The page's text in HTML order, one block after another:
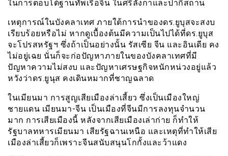
ในการตอบโต้ฐานทัพเรือจีน ในศรีลังกาและปากีสถาน
เหตุการณ์ในบังคลาเทศ ภายใต้การนำของดร.ยูบุสจะสงบ
เรียบร้อยหรือไม่ หากดูเบื้องต้นมีความเป็นไปได้ที่ดร.ยูบุส
จะโปรสหรัฐฯ ซึ่งถ้าเป็นอย่างนั้น รัสเซีย จีน และอินเดีย คง
ไม่อยู่เฉย นั่นก็จะก่อปัญหาภายในของบังคลาเทศที่มี
ปัญหาความไม่สงบ และปัญหาเศรษฐกิจหนักหน่วงอยู่แล้ว
หวังว่าดร.ยูนุส คงเดินหมากที่ชาญฉลาด
ในเมียนมา การสูญเสียเมืองล่าเสี้ยว ซึ่งเป็นเมืองใหญ่
ชายแดน เมียนมา-จีน เป็นเมืองที่จีนมีการลงทุนจำนวน
มาก การเสียเมืองนี้ หลังจากเสียเมืองเล่าก่าย ก็ทำให้
รัฐบาลทหารเมียนมา เสียรัฐฉานเหนือ และเหตุที่ทำให้เสีย
เมืองล่าเสี้ยวก็เพราะจีนสนับสนุนโกกั้งและว้าแดง